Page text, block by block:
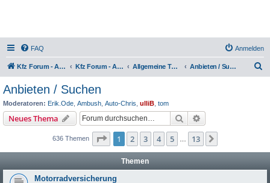
FAQ Anmelden
Kfz Forum - Auto, Motorrad und LKW Kfz Forum - Auto, Motorrad und LKW Allgemeine Themen rund ums Kfz Anbieten / Suchen
Anbieten / Suchen
Moderatoren: Erik.Ode Ambush Auto-Chris ulliB tom
Neues Thema Suche
636 Themen Seite 1von 13
1 2 3 4 5 13
Themen
Motorradversicherung